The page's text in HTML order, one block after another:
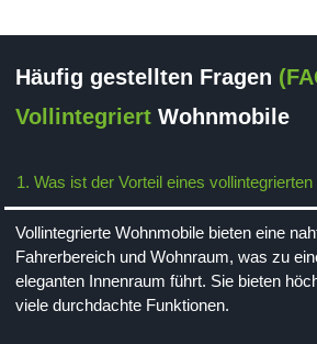
Häufig gestellten Fragen
Vollintegriert Wohnmobile
1. Was ist der Vorteil eines
Vollintegrierte Wohnmobile bieten eine
Fahrerbereich und Wohnraum, was zu
eleganten Innenraum führt. Sie bieten
viele durchdachte Funktionen.